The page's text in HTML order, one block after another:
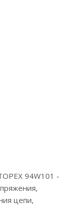
94W101 -
цепи,